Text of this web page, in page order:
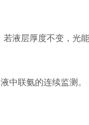
层厚度不变，光
联氨的连续监测。